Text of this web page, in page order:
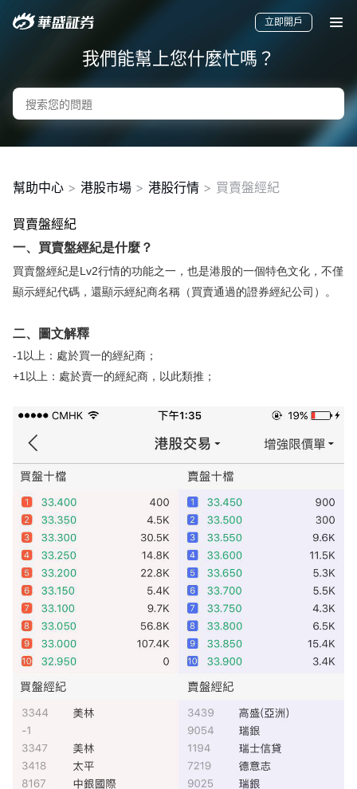
要聞
快訊
美股
港股
新股
華盛APls
低時延極速交易系統
FICC 固定收益、外匯和大宗商品服務
關於我們
媒體報導
立即開戶
我們能幫上您什麼忙嗎？
幫助中心 > 港股市場 > 港股行情 > 買賣盤經紀
買賣盤經紀
一、買賣盤經紀是什麼？
買賣盤經紀是Lv2行情的功能之一，也是港股的一個特色文化，不僅
顯示經紀代碼，還顯示經紀商名稱（買賣通過的證券經紀公司）。
二、圖文解釋
-1以上：處於買一的經紀商；
+1以上：處於賣一的經紀商，以此類推；